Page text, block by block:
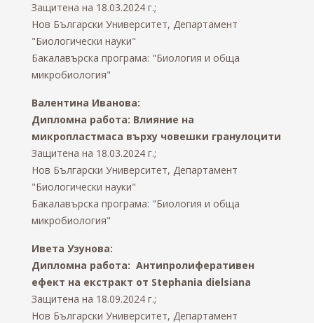
Защитена на 18.03.2024 г.;
Нов Български Университет, Департамент
"Биологически науки"
Бакалавърска програма: "Биология и обща
микробиология"
Валентина Иванова:
Дипломна работа: Влияние на
микропластмаса върху човешки гранулоцити
Защитена на 18.03.2024 г.;
Нов Български Университет, Департамент
"Биологически науки"
Бакалавърска програма: "Биология и обща
микробиология"
Ивета Узунова:
Дипломна работа: Антипролиферативен
ефект на екстракт от Stephania dielsiana
Защитена на 18.09.2024 г.;
Нов Български Университет, Департамент